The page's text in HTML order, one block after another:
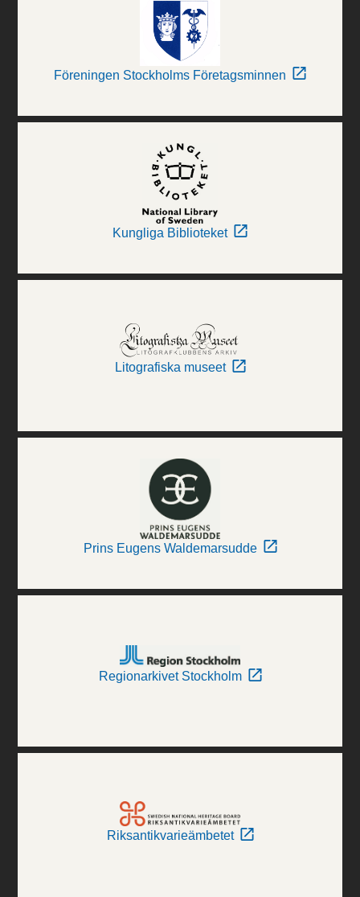
Föreningen Stockholms Företagsminnen
Kungliga Biblioteket
Litografiska museet
Prins Eugens Waldemarsudde
Regionarkivet Stockholm
Riksantikvarieämbetet